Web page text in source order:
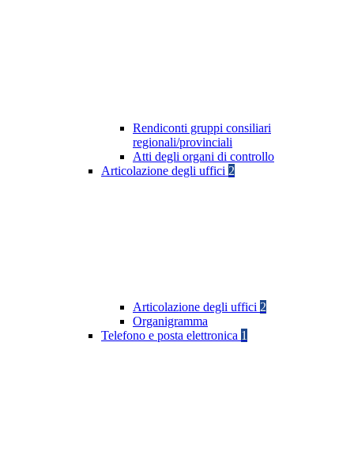
Rendiconti gruppi consiliari
regionali/provinciali
Atti degli organi di controllo
Articolazione degli uffici 2
Articolazione degli uffici 2
Organigramma
Telefono e posta elettronica 1